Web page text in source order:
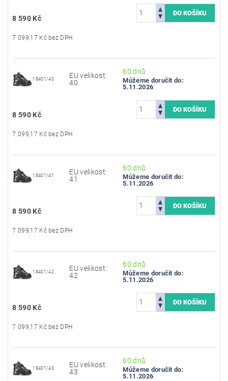
8 590 Kč
7 099,17 Kč bez DPH
18401/40
EU velikost:
40
60 dnů
Můžeme doručit do:
5.11.2026
8 590 Kč
7 099,17 Kč bez DPH
18401/41
EU velikost:
41
60 dnů
Můžeme doručit do:
5.11.2026
8 590 Kč
7 099,17 Kč bez DPH
18401/42
EU velikost:
42
60 dnů
Můžeme doručit do:
5.11.2026
8 590 Kč
7 099,17 Kč bez DPH
18401/43
EU velikost:
43
60 dnů
Můžeme doručit do:
5.11.2026